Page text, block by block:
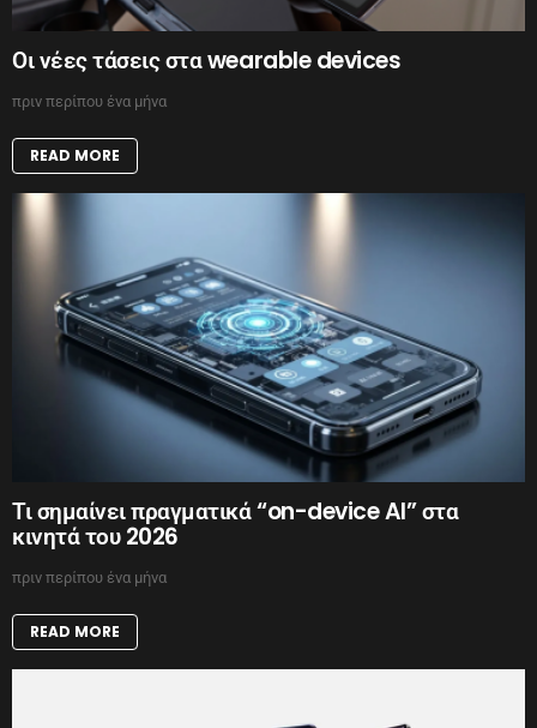
Οι νέες τάσεις στα wearable devices
πριν περίπου ένα μήνα
READ MORE
Τι σημαίνει πραγματικά “on-device AI” στα
κινητά του 2026
πριν περίπου ένα μήνα
READ MORE